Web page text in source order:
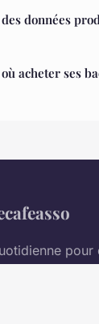
données
acheter ses